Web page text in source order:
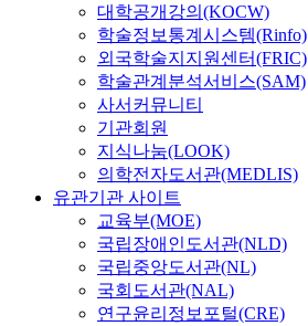
대학공개강의(KOCW)
학술정보통계시스템(Rinfo)
외국학술지지원센터(FRIC)
학술관계분석서비스(SAM)
사서커뮤니티
기관회원
지식나눔(LOOK)
의학전자도서관(MEDLIS)
유관기관 사이트
교육부(MOE)
국립장애인도서관(NLD)
국립중앙도서관(NL)
국회도서관(NAL)
연구윤리정보포털(CRE)